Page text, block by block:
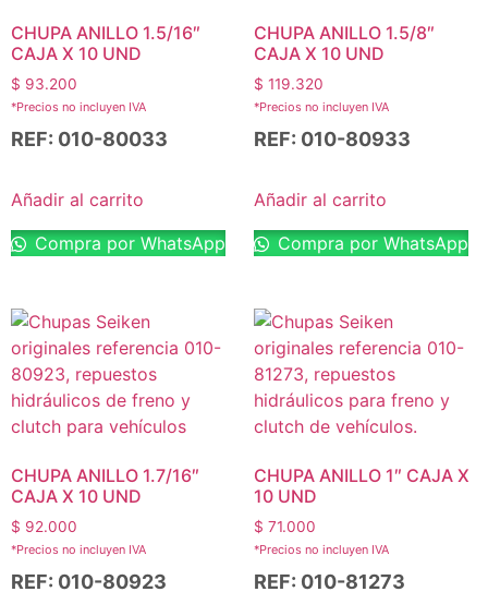
CHUPA ANILLO 1.5/16″
CAJA X 10 UND
$ 93.200
*Precios no incluyen IVA
REF: 010-80033
Añadir al carrito
Compra por WhatsApp
CHUPA ANILLO 1.5/8″
CAJA X 10 UND
$ 119.320
*Precios no incluyen IVA
REF: 010-80933
Añadir al carrito
Compra por WhatsApp
CHUPA ANILLO 1.7/16″
CAJA X 10 UND
$ 92.000
*Precios no incluyen IVA
REF: 010-80923
CHUPA ANILLO 1″ CAJA X
10 UND
$ 71.000
*Precios no incluyen IVA
REF: 010-81273